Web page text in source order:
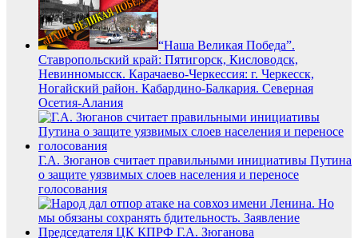
“Наша Великая Победа”.
Ставропольский край: Пятигорск, Кисловодск,
Невинномысск. Карачаево-Черкессия: г. Черкесск,
Ногайский район. Кабардино-Балкария. Северная
Осетия-Алания
Г.А. Зюганов считает правильными инициативы Путина
о защите уязвимых слоев населения и переносе
голосования